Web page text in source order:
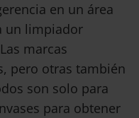
en un área
un limpiador
marcas
pero otras también
son solo para
para obtener